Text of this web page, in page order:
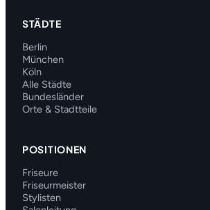
STÄDTE
Berlin
München
Köln
Alle Städte
Bundesländer
Orte & Stadtteile
POSITIONEN
Friseure
Friseurmeister
Stylisten